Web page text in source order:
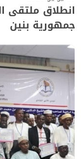
انطلاق ملتقى
جمهورية بنين